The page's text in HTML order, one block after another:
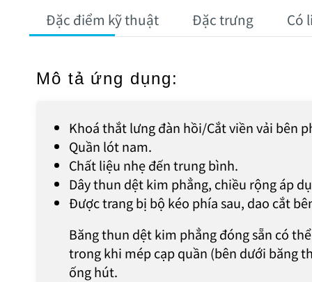
Đặc điểm kỹ thuật Đặc trưng Có
Mô tả ứng dụng:
Khoá thắt lưng đàn hồi/Cắt viền vải bên
Quần lót nam.
Chất liệu nhẹ đến trung bình.
Dây thun dệt kim phẳng, chiều rộng áp
Được trang bị bộ kéo phía sau, dao cắt
Băng thun dệt kim phẳng đóng sẵn có
trong khi mép cạp quần (bên dưới băng
ống hút.